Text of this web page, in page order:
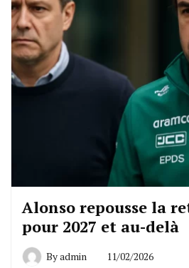
Alonso repousse la
pour 2027 et au-delà
Byadmin 11/02/2026